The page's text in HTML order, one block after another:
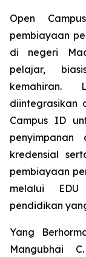
Open
pembiayaan
di negeri
pelajar,
kemahiran.
diintegrasikan
Campus ID
kredensial
pembiayaan
melalui EDU
pendidikan
Yang
Mangubhai